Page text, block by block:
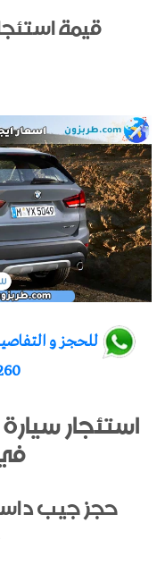
قيمة
للحجز و
استئجار
حجز جيب